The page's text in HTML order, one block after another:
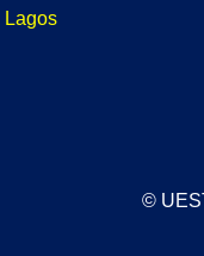
Lagos
©